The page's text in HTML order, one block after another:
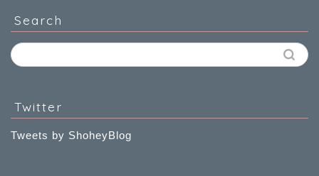
Search
Twitter
Tweets by ShoheyBlog